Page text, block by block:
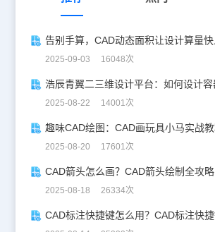
2025-09-03 16048次
2025-08-22 14001次
2025-08-20 17601次
CAD箭头怎么画？CAD箭头绘制全攻略
2025-08-18 26334次